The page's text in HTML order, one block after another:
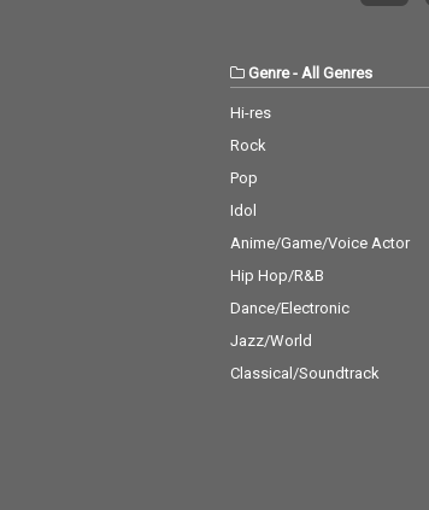
Genre- All Genres
Hi-res
Rock
Pop
Idol
Anime/Game/Voice Actor
Hip Hop/R&B
Dance/Electronic
Jazz/World
Classical/Soundtrack